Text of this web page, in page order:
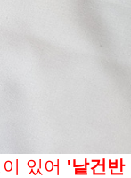
있어 '낱건반